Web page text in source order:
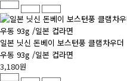
일본 닛신 돈베이 보스턴풍 클램차우더
우동 93g /일본 컵라면
3,180원